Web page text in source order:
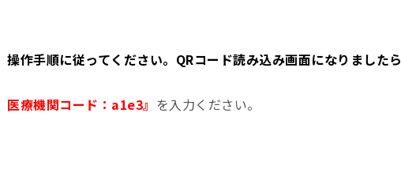
作手順に従ってください。QRコード読み込み画面になりましたら
療機関コード：a1e3』 を入力ください。